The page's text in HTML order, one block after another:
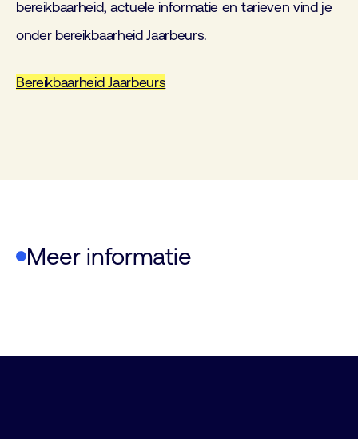
bereikbaarheid, actuele informatie en tarieven vind je
onder bereikbaarheid Jaarbeurs.
Bereikbaarheid Jaarbeurs
Meer informatie
Plattegrond
Programma
Exposanten